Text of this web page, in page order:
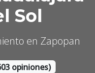
Sol
en Zapopan
opiniones)